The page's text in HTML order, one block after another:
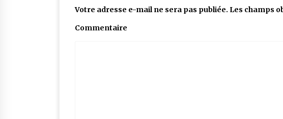
Votre adresse e-mail ne sera pas publiée. Les champs
Commentaire